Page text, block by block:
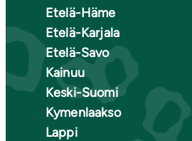
Etelä-Häme
Etelä-Karjala
Etelä-Savo
Kainuu
Keski-Suomi
Kymenlaakso
Lappi